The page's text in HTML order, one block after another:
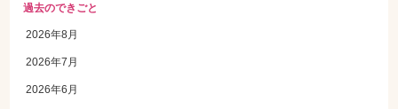
過去のできごと
2026年8月
2026年7月
2026年6月